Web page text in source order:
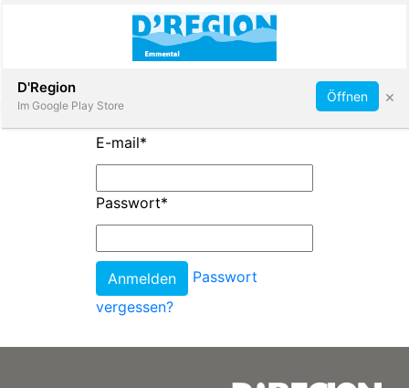
Abonnieren
E-mail*
Passwort*
Passwort
vergessen?
D'Region
Im Google Play Store
Öffnen ×